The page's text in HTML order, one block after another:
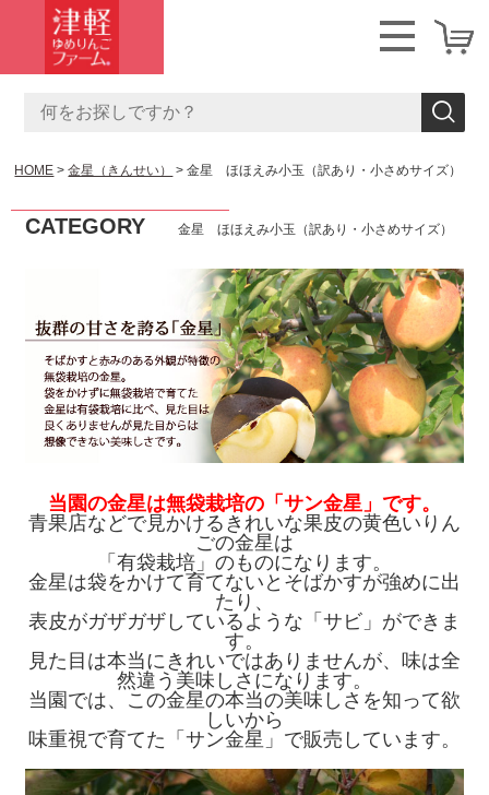
HOME 金星（きんせい） 金星 ほほえみ小玉（訳あり・小さめサイズ）
CATEGORY 金星 ほほえみ小玉（訳あり・小さめサイズ）
当園の金星は無袋栽培の「サン金星」です。
青果店などで見かけるきれいな果皮の黄色いりん
ごの金星は
「有袋栽培」のものになります。
金星は袋をかけて育てないとそばかすが強めに出
たり、
表皮がガザガザしているような「サビ」ができま
す。
見た目は本当にきれいではありませんが、味は全
然違う美味しさになります。
当園では、この金星の本当の美味しさを知って欲
しいから
味重視で育てた「サン金星」で販売しています。